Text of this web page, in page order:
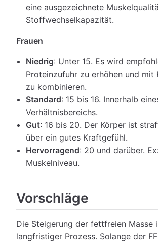
eine ausgezeichnete
Stoffwechselkapazität.
Frauen
Niedrig: Unter 15. Es wird
Proteinzufuhr zu erhöhen und mit
zu kombinieren.
Standard: 15 bis 16. Innerhalb
Verhältnisbereichs.
Gut: 16 bis 20. Der Körper ist
über ein gutes Kraftgefühl.
Hervorragend: 20 und darüber.
Muskelniveau.
Vorschläge
Die Steigerung der fettfreien Masse
langfristiger Prozess. Solange der